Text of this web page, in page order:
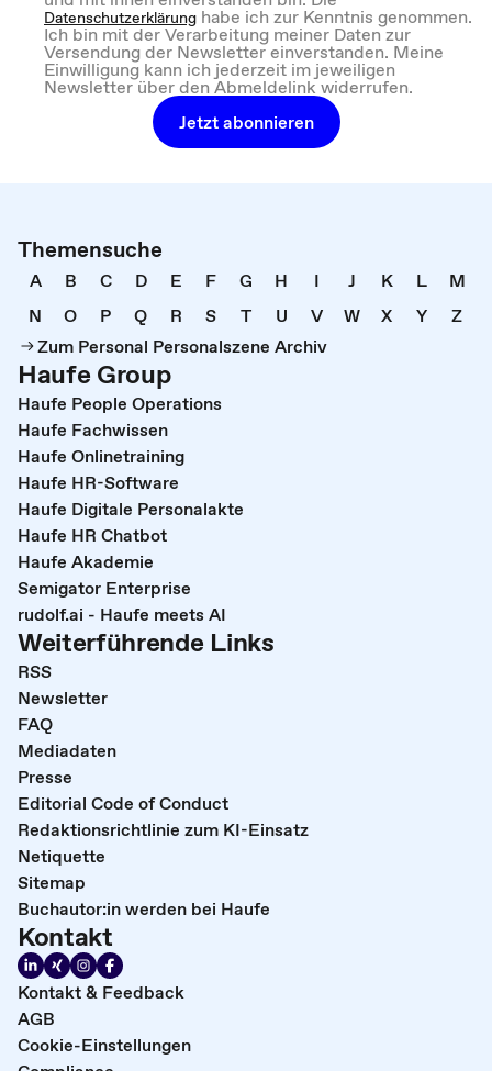
Datenschutzerklärung habe ich zur Kenntnis genommen.
Ich bin mit der Verarbeitung meiner Daten zur
Versendung der Newsletter einverstanden. Meine
Einwilligung kann ich jederzeit im jeweiligen
Newsletter über den Abmeldelink widerrufen.
Jetzt abonnieren
Themensuche
A B C D E F G H I J K L
M
N
O P Q R S T U V W X Y
Z
Zum Personal Personalszene Archiv
Haufe Group
Haufe People Operations
Haufe Fachwissen
Haufe Onlinetraining
Haufe HR-Software
Haufe Digitale Personalakte
Haufe HR Chatbot
Haufe Akademie
Semigator Enterprise
rudolf.ai - Haufe meets AI
Weiterführende Links
RSS
Newsletter
FAQ
Mediadaten
Presse
Editorial Code of Conduct
Redaktionsrichtlinie zum KI-Einsatz
Netiquette
Sitemap
Buchautor:in werden bei Haufe
Kontakt
Kontakt & Feedback
AGB
Cookie-Einstellungen